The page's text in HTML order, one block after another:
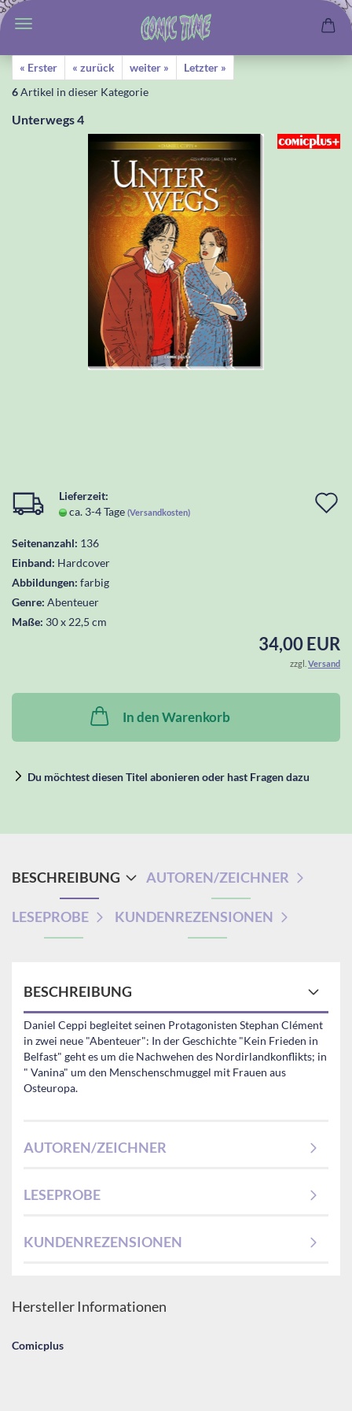
« Erster « zurück weiter »
Letzter »
6Artikel in dieser Kategorie
Unterwegs 4
Lieferzeit:
ca. 3-4 Tage (Versandkosten)
Seitenanzahl: 136
Einband: Hardcover
Abbildungen: farbig
Genre: Abenteuer
Maße: 30 x 22,5 cm
34,00 EUR
zzgl. Versand
In den Warenkorb
Du möchtest diesen Titel abonieren oder hast Fragen dazu
BESCHREIBUNG AUTOREN/ZEICHNER
LESEPROBE KUNDENREZENSIONEN
BESCHREIBUNG
Daniel Ceppi begleitet seinen Protagonisten Stephan Clément
in zwei neue "Abenteuer": In der Geschichte "Kein Frieden in
Belfast" geht es um die Nachwehen des Nordirlandkonflikts; in
" Vanina" um den Menschenschmuggel mit Frauen aus
Osteuropa.
AUTOREN/ZEICHNER
LESEPROBE
KUNDENREZENSIONEN
Hersteller Informationen
Comicplus